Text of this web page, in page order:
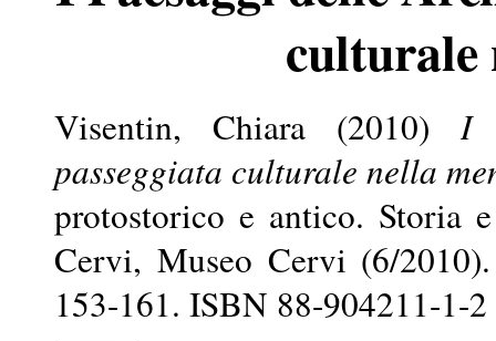
culturale
Visentin, Chiara (2010)I
passeggiata culturale nella
protostorico e antico. Storia
Cervi, Museo Cervi (6/
153-161. ISBN 88-904211-1-2